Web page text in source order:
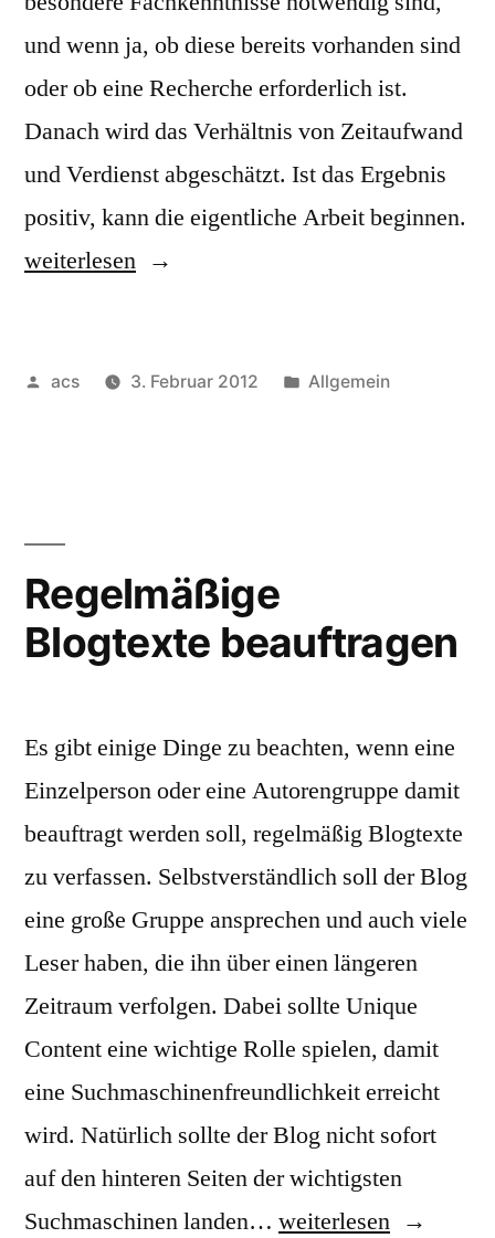
und wenn ja, ob diese bereits vorhanden sind
oder ob eine Recherche erforderlich ist.
Danach wird das Verhältnis von Zeitaufwand
und Verdienst abgeschätzt. Ist das Ergebnis
positiv, kann die eigentliche Arbeit beginnen.
„Wie
die
weiterlesen
Veröffentlicht
acs 3. Februar 2012
Veröffentlicht
Allgemein
Regelmäßige
Blogtexte beauftragen
Es gibt einige Dinge zu beachten, wenn eine
Einzelperson oder eine Autorengruppe damit
beauftragt werden soll, regelmäßig Blogtexte
zu verfassen. Selbstverständlich soll der Blog
eine große Gruppe ansprechen und auch viele
Leser haben, die ihn über einen längeren
Zeitraum verfolgen. Dabei sollte Unique
Content eine wichtige Rolle spielen, damit
eine Suchmaschinenfreundlichkeit erreicht
wird. Natürlich sollte der Blog nicht sofort
auf den hinteren Seiten der wichtigsten
Suchmaschinen landen… „Regelmäßige
weiterlesen